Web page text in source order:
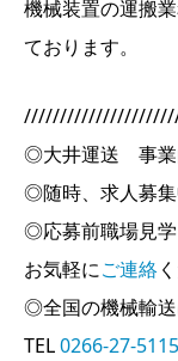
機械装置の運搬
ております。
◎大井運送 事業
◎随時、求人募
◎応募前職場見
お気軽にご連絡
◎全国の機械輸
TEL0266-27-5115